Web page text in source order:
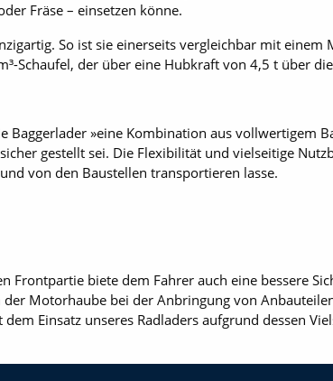
Fräse – einsetzen könne.
So ist sie einerseits vergleichbar mit einem
Schaufel, der über eine Hubkraft von 4,5 t über
Baggerlader »eine Kombination aus vollwertigem
gestellt sei. Die Flexibilität und vielseitige
von den Baustellen transportieren lasse.
Frontpartie biete dem Fahrer auch eine bessere
Motorhaube bei der Anbringung von
Einsatz unseres Radladers aufgrund dessen